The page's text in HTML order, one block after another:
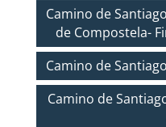
Camino de
de Compostela-
Camino de
Camino de